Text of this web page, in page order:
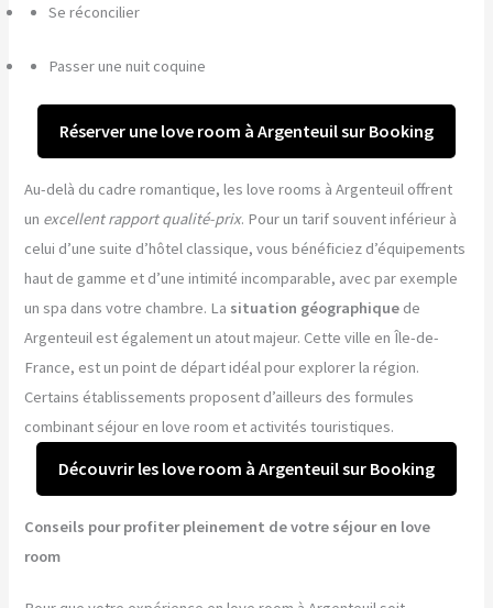
Se réconcilier
Passer une nuit coquine
Réserver une love room à Argenteuil sur Booking
Au-delà du cadre romantique, les love rooms à Argenteuil offrent
un excellent rapport qualité-prix. Pour un tarif souvent inférieur à
celui d’une suite d’hôtel classique, vous bénéficiez d’équipements
haut de gamme et d’une intimité incomparable, avec par exemple
un spa dans votre chambre. La situation géographique de
Argenteuil est également un atout majeur. Cette ville en Île-de-
France, est un point de départ idéal pour explorer la région.
Certains établissements proposent d’ailleurs des formules
combinant séjour en love room et activités touristiques.
Découvrir les love room à Argenteuil sur Booking
Conseils pour profiter pleinement de votre séjour en love
room